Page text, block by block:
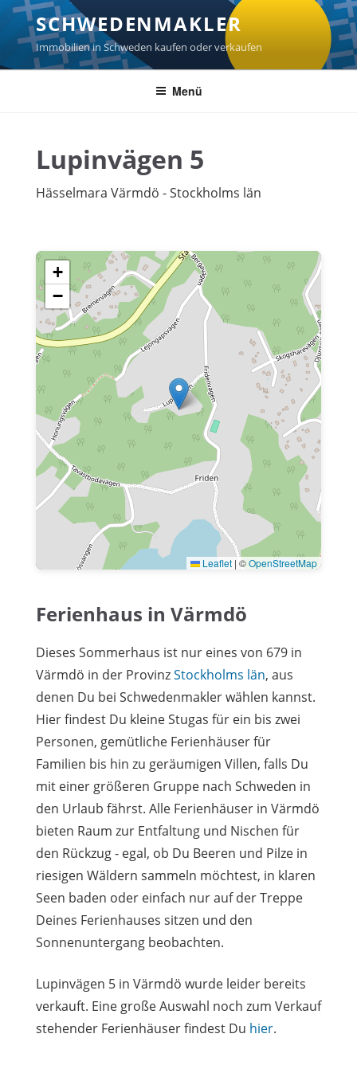
Zum
Inhalt
springen
SCHWEDENMAKLER
Immobilien in Schweden kaufen oder verkaufen
Menü
Lupinvägen 5
Hässelmara Värmdö - Stockholms län
+
−
Leaflet | ©OpenStreetMap
Ferienhaus in Värmdö
Dieses Sommerhaus ist nur eines von 679 in
Värmdö in der ProvinzStockholms län, aus
denen Du bei Schwedenmakler wählen kannst.
Hier findest Du kleine Stugas für ein bis zwei
Personen, gemütliche Ferienhäuser für
Familien bis hin zu geräumigen Villen, falls Du
mit einer größeren Gruppe nach Schweden in
den Urlaub fährst. Alle Ferienhäuser in Värmdö
bieten Raum zur Entfaltung und Nischen für
den Rückzug - egal, ob Du Beeren und Pilze in
riesigen Wäldern sammeln möchtest, in klaren
Seen baden oder einfach nur auf der Treppe
Deines Ferienhauses sitzen und den
Sonnenuntergang beobachten.
Lupinvägen 5 in Värmdö wurde leider bereits
verkauft. Eine große Auswahl noch zum Verkauf
stehender Ferienhäuser findest Du hier.